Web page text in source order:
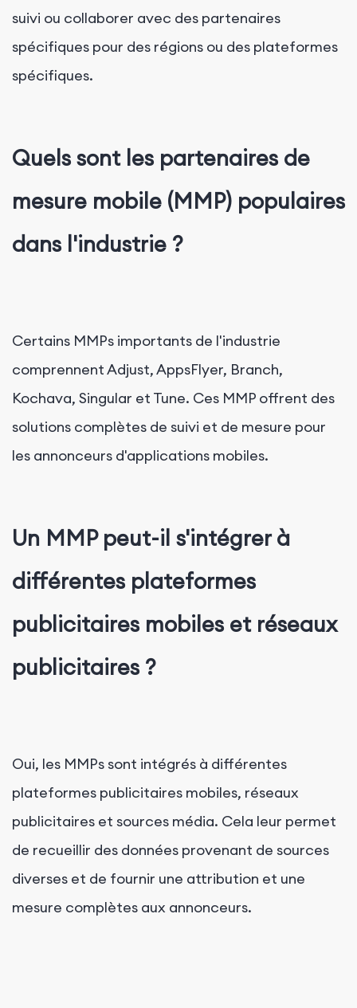
suivi ou collaborer avec des partenaires
spécifiques pour des régions ou des plateformes
spécifiques.
Quels sont les partenaires de
mesure mobile (MMP) populaires
dans l'industrie ?
Certains MMPs importants de l'industrie
comprennent Adjust, AppsFlyer, Branch,
Kochava, Singular et Tune. Ces MMP offrent des
solutions complètes de suivi et de mesure pour
les annonceurs d'applications mobiles.
Un MMP peut-il s'intégrer à
différentes plateformes
publicitaires mobiles et réseaux
publicitaires ?
Oui, les MMPs sont intégrés à différentes
plateformes publicitaires mobiles, réseaux
publicitaires et sources média. Cela leur permet
de recueillir des données provenant de sources
diverses et de fournir une attribution et une
mesure complètes aux annonceurs.